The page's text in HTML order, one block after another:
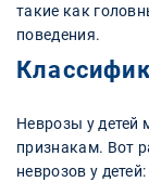
такие как
поведения.
Неврозы у детей
признакам. Вот
неврозов у детей: